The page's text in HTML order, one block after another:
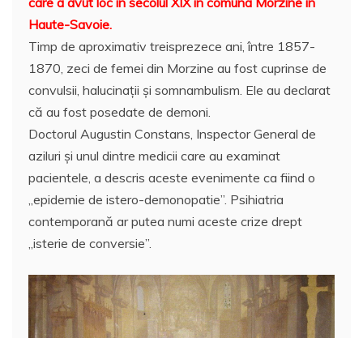
b
o
o
k
p
p
a
z
ă
Haute-Savoie.
Timp de aproximativ treisprezece ani, între 1857-
1870, zeci de femei din Morzine au fost cuprinse de
convulsii, halucinații şi somnambulism. Ele au declarat
că au fost posedate de demoni.
Doctorul Augustin Constans, Inspector General de
aziluri și unul dintre medicii care au examinat
pacientele, a descris aceste evenimente ca fiind o
„epidemie de istero-demonopatie”. Psihiatria
contemporană ar putea numi aceste crize drept
„isterie de conversie”.